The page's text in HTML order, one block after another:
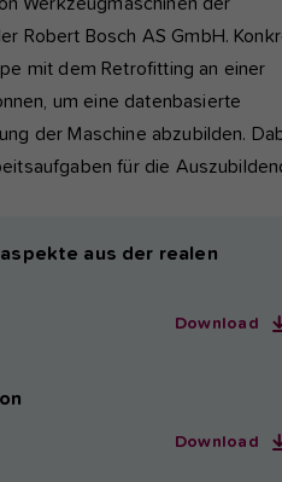
Robert Bosch AS GmbH.
mit dem Retrofitting an einer
um eine datenbasierte
der Maschine abzubilden.
für die
aus der realen
Download
Download